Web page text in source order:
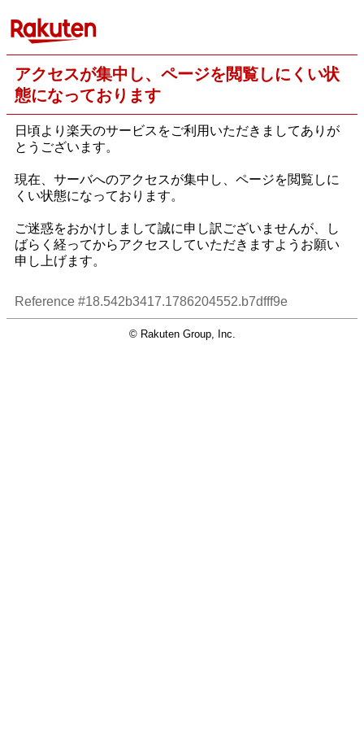
アクセスが集中し、ページを閲覧しにくい状
態になっております
日頃より楽天のサービスをご利用いただきましてありが
とうございます。
現在、サーバへのアクセスが集中し、ページを閲覧しに
くい状態になっております。
ご迷惑をおかけしまして誠に申し訳ございませんが、し
ばらく経ってからアクセスしていただきますようお願い
申し上げます。
Reference #18.542b3417.1786204552.b7dfff9e
© Rakuten Group, Inc.